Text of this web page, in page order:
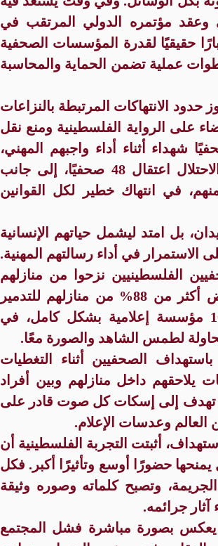
وعقد مؤتمره الدولي المرتقب في
حقيقيًا لقدرة المؤسسات الصحفية
عملية تضمن الحماية والمحاسبة
الانتهاكات المرتبطة بالنزاعات
على الرواية الفلسطينية ومنع نقل
إلى العالم. فقد ارتقى 261 صحفيًا شهداء أثناء أداء واجبهم المهني،
وأصيب المئات بجروح متفاوتة، فيما يواصل الاحتلال اعتقال 48 صحفيًا، إلى جانب
في انتهاك خطير لكل القوانين
بل امتد ليشمل حياتهم الإنسانية
الاستمرار في أداء رسالتهم المهنية.
أن نحو 96% من الصحفيين الفلسطينيين نزحوا من منازلهم
بفعل القصف والعمليات العسكرية، فيما تعرض أكثر من 88% من منازلهم للتدمير
الكلي أو الجزئي، إلى جانب تدمير قرابة 100 مؤسسة إعلامية بشكل كامل، في
لطمس الشاهد والصورة معًا.
الصحفيين أثناء التغطيات
يلاحقهم داخل منازلهم وبين أفراد
تهدف إلى إسكات كل صوت قادر على
العالم وعدسات الإعلام.
أثبتت التجربة الفلسطينية أن
يمنحها حضورًا أوسع وتأثيرًا أكبر. فكل
وتصبح كلماته وصوره وثيقة
آثار جرائمه.
يعكس بصورة مباشرة فشل المجتمع